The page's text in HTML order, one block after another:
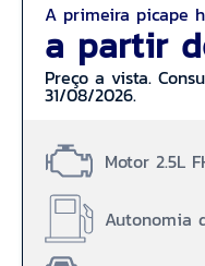
A primeira picape
a partir
Preço a vista.
31/08/2026.
Motor 2.5L
Autonomia